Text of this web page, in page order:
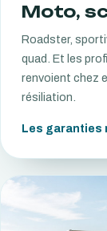
Moto,
Roadster,
quad. Et les
renvoient chez
résiliation.
Les garanties